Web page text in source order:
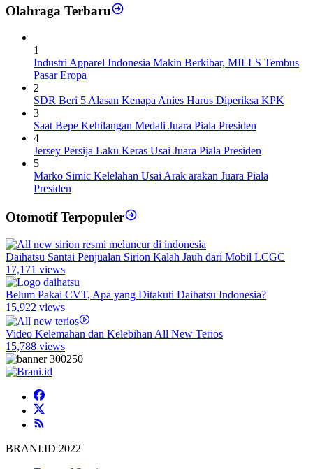
Olahraga Terbaru
1
Industri Apparel Indonesia Makin Berkibar, MILLS Tembus
Pasar Eropa
2
SDR Beri 5 Alasan Kenapa Anies Harus Diperiksa KPK
3
Saat Bepe Kehilangan Medali Juara Piala Presiden
4
Jersey Persija Laku Keras Usai Juara Piala Presiden
5
Marko Simic Kelelahan Usai Arak arakan Juara Piala
Presiden
Otomotif Terpopuler
Daihatsu Santai Penjualan Sirion Kalah Jauh dari Mobil LCGC
17,171 views
Belum Pakai CVT, Apa yang Ditakuti Daihatsu Indonesia?
15,922 views
Video Kelemahan dan Kelebihan All New Terios
15,788 views
BRANI.ID 2022